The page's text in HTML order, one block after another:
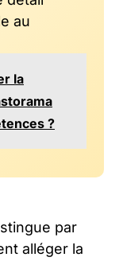
au
la
?
par
alléger la